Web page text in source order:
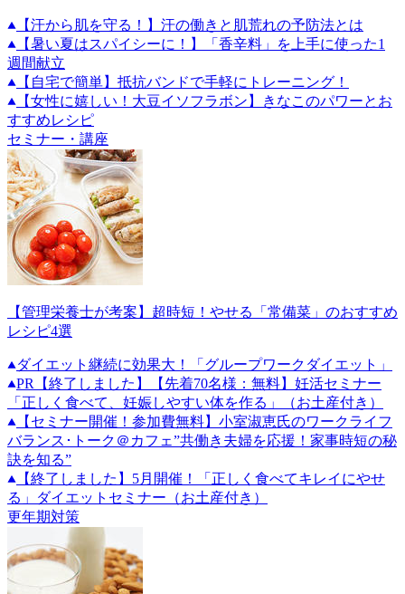
【汗から肌を守る！】汗の働きと肌荒れの予防法とは
【暑い夏はスパイシーに！】「香辛料」を上手に使った1
週間献立
【自宅で簡単】抵抗バンドで手軽にトレーニング！
【女性に嬉しい！大豆イソフラボン】きなこのパワーとお
すすめレシピ
セミナー・講座
【管理栄養士が考案】超時短！やせる「常備菜」のおすすめ
レシピ4選
ダイエット継続に効果大！「グループワークダイエット」
PR
【終了しました】【先着70名様：無料】妊活セミナー
「正しく食べて、妊娠しやすい体を作る」（お土産付き）
【セミナー開催！参加費無料】小室淑恵氏のワークライフ
バランス･トーク＠カフェ”共働き夫婦を応援！家事時短の秘
訣を知る”
【終了しました】5月開催！「正しく食べてキレイにやせ
る」ダイエットセミナー（お土産付き）
更年期対策